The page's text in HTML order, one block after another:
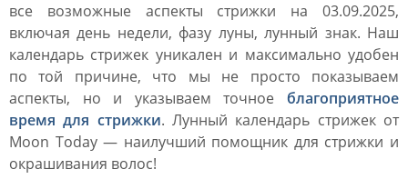
все возможные аспекты стрижки на 03.09.2025,
включая день недели, фазу луны, лунный знак. Наш
календарь стрижек уникален и максимально удобен
по той причине, что мы не просто показываем
аспекты, но и указываем точное благоприятное
время для стрижки. Лунный календарь стрижек от
Moon Today — наилучший помощник для стрижки и
окрашивания волос!